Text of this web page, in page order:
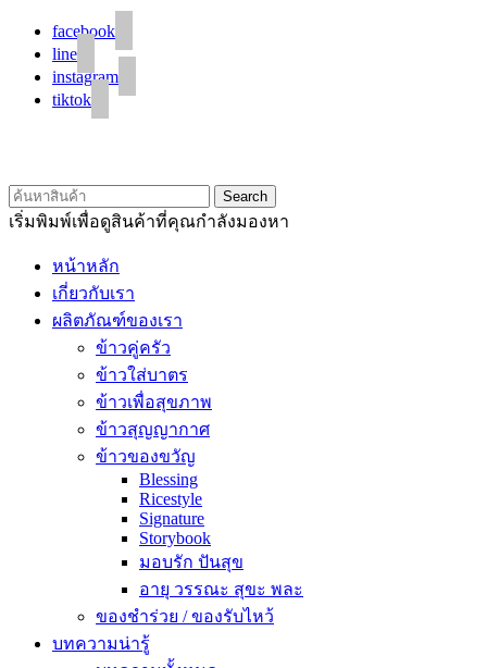
facebook
line
instagram
tiktok
Search
เริ่มพิมพ์เพื่อดูสินค้าที่คุณกำลังมองหา
หน้าหลัก
เกี่ยวกับเรา
ผลิตภัณฑ์ของเรา
ข้าวคู่ครัว
ข้าวใส่บาตร
ข้าวเพื่อสุขภาพ
ข้าวสุญญากาศ
ข้าวของขวัญ
Blessing
Ricestyle
Signature
Storybook
มอบรัก ปันสุข
อายุ วรรณะ สุขะ พละ
ของชำร่วย / ของรับไหว้
บทความน่ารู้